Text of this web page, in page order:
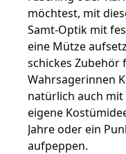
möchtest, mit
Samt-Optik mit
eine Mütze
schickes Zubehör
Wahrsagerinnen
natürlich auch mit
eigene
Jahre oder ein
aufpeppen.